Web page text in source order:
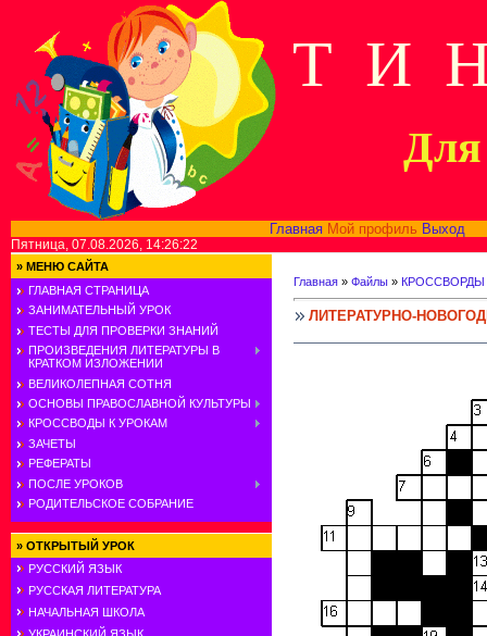
Т И
Для
Главная Мой профиль Выход
Пятница, 07.08.2026, 14:26:22
» МЕНЮ САЙТА
ГЛАВНАЯ СТРАНИЦА
ЗАНИМАТЕЛЬНЫЙ УРОК
ТЕСТЫ ДЛЯ ПРОВЕРКИ ЗНАНИЙ
ПРОИЗВЕДЕНИЯ ЛИТЕРАТУРЫ В
КРАТКОМ ИЗЛОЖЕНИИ
ВЕЛИКОЛЕПНАЯ СОТНЯ
ОСНОВЫ ПРАВОСЛАВНОЙ КУЛЬТУРЫ
КРОССВОДЫ К УРОКАМ
ЗАЧЕТЫ
РЕФЕРАТЫ
ПОСЛЕ УРОКОВ
РОДИТЕЛЬСКОЕ СОБРАНИЕ
» ОТКРЫТЫЙ УРОК
РУССКИЙ ЯЗЫК
РУССКАЯ ЛИТЕРАТУРА
НАЧАЛЬНАЯ ШКОЛА
Главная » Файлы » КРОССВОРДЫ
ЛИТЕРАТУРНО-